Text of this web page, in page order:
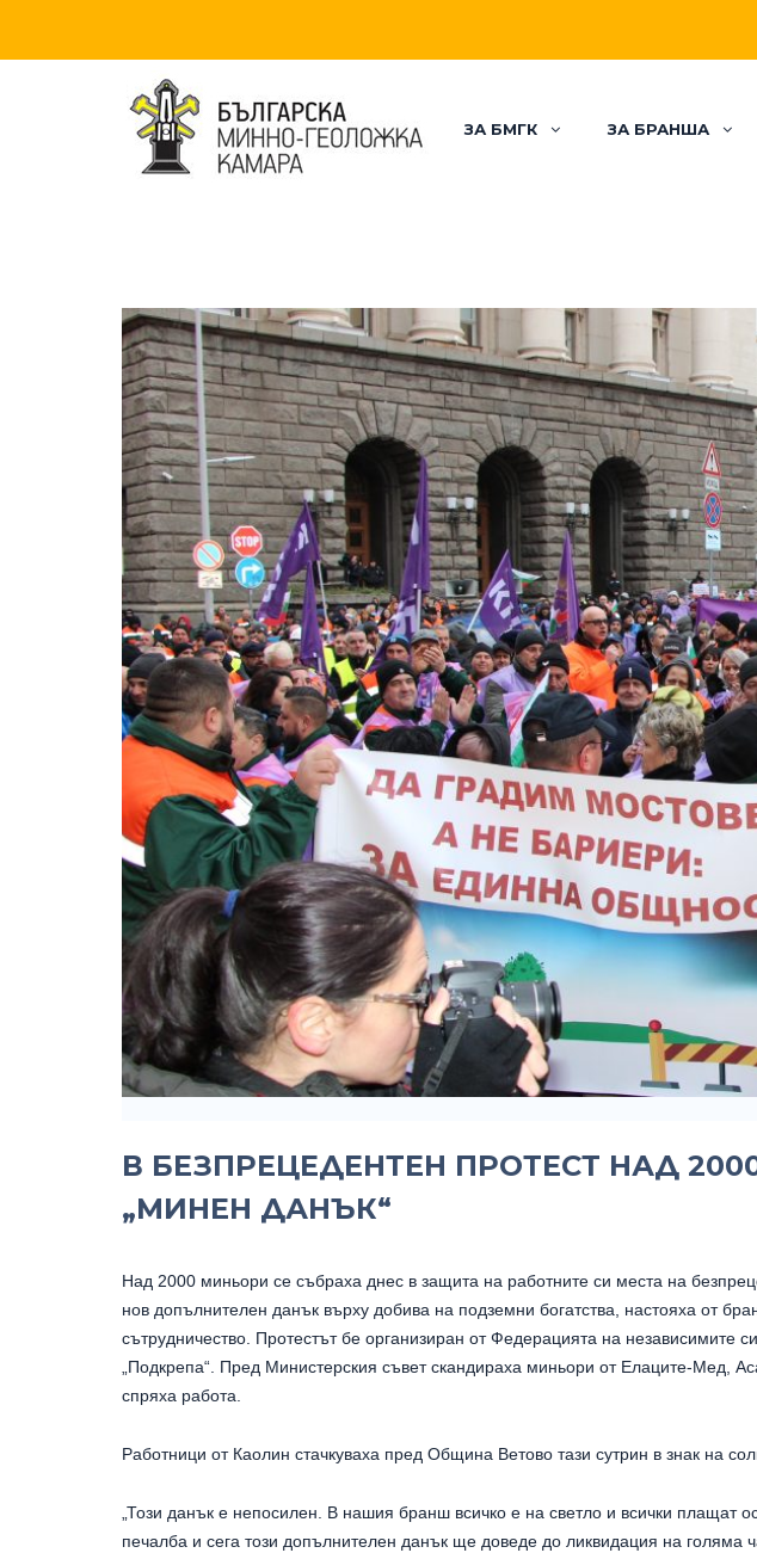
ЗА БМГК ЗА БРАНША
В БЕЗПРЕЦЕДЕНТЕН ПРОТЕСТ НАД
„МИНЕН ДАНЪК“
Над 2000 миньори се събраха днес в защита на работните си места на
нов допълнителен данък върху добива на подземни богатства, настояха от
сътрудничество. Протестът бе организиран от Федерацията на
„Подкрепа“. Пред Министерския съвет скандираха миньори от Елаците-Мед,
спряха работа.
Работници от Каолин стачкуваха пред Община Ветово тази сутрин в знак на
„Този данък е непосилен. В нашия бранш всичко е на светло и всички плащат
печалба и сега този допълнителен данък ще доведе до ликвидация на